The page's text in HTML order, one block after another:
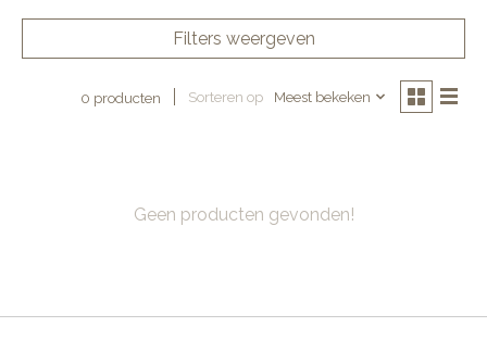
Filters weergeven
0 producten Sorteren op Meest bekeken
Geen producten gevonden!